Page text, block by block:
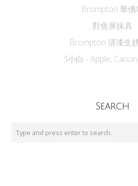
Brompton 華僑
對焦屏抹具
Brompton 清漆生
3小白 - Apple,
Search